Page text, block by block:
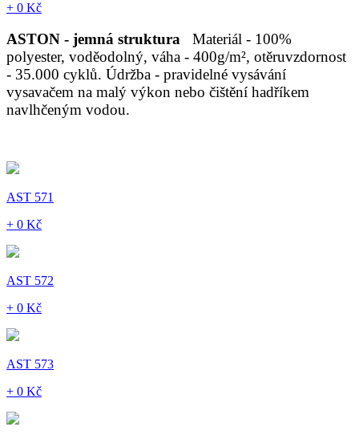
+ 0 Kč
ASTON - jemná struktura
Materiál - 100%
polyester, voděodolný, váha - 400g/m², otěruvzdornost
- 35.000 cyklů. Údržba - pravidelné vysávání
vysavačem na malý výkon nebo čištění hadříkem
navlhčeným vodou.
AST 571
+ 0 Kč
AST 572
+ 0 Kč
AST 573
+ 0 Kč